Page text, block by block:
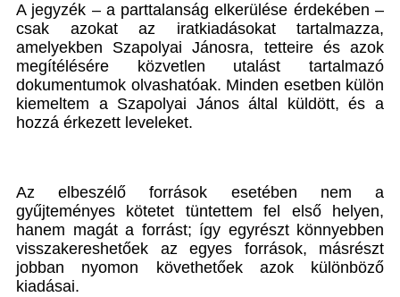
A jegyzék – a parttalanság elkerülése érdekében –
csak azokat az iratkiadásokat tartalmazza,
amelyekben Szapolyai Jánosra, tetteire és azok
megítélésére közvetlen utalást tartalmazó
dokumentumok olvashatóak. Minden esetben külön
kiemeltem a Szapolyai János által küldött, és a
hozzá érkezett leveleket.
Az elbeszélő források esetében nem a
gyűjteményes kötetet tüntettem fel első helyen,
hanem magát a forrást; így egyrészt könnyebben
visszakereshetőek az egyes források, másrészt
jobban nyomon követhetőek azok különböző
kiadásai.